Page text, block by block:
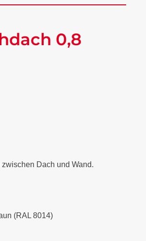
0,8
Dach und Wand.
(RAL 8014)